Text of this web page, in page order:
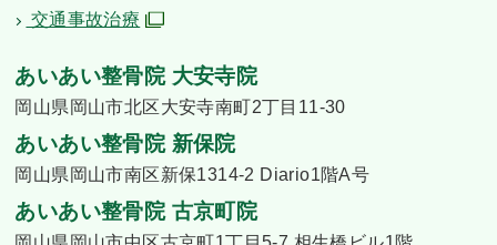
交通事故治療
あいあい整骨院 大安寺院
岡山県岡山市北区大安寺南町2丁目11-30
あいあい整骨院 新保院
岡山県岡山市南区新保1314-2 Diario1階A号
あいあい整骨院 古京町院